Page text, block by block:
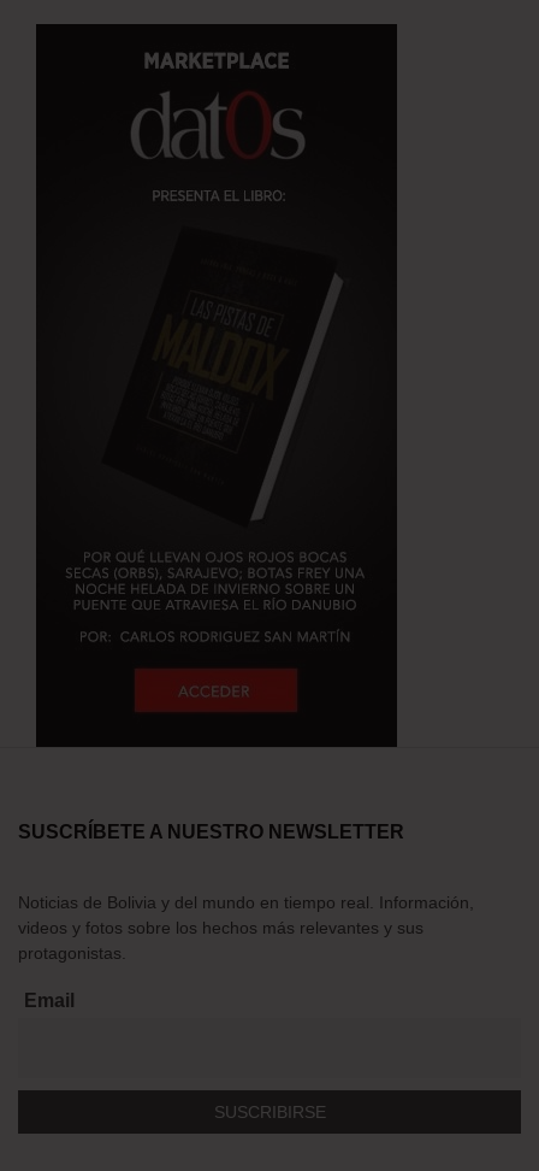
SUSCRÍBETE A NUESTRO NEWSLETTER
Noticias de Bolivia y del mundo en tiempo real. Información,
videos y fotos sobre los hechos más relevantes y sus
protagonistas.
Email